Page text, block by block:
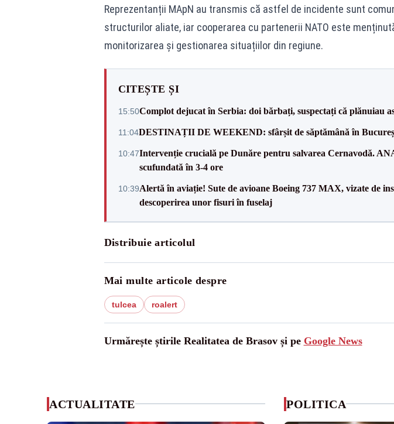
Reprezentanții MApN au transmis că astfel de incidente sunt
structurilor aliate, iar cooperarea cu partenerii NATO este
monitorizarea și gestionarea situațiilor din regiune.
CITEȘTE ȘI
15:50Complot dejucat în Serbia: doi bărbați, suspectați că plănuiau
11:04DESTINAȚII DE WEEKEND: sfârșit de săptămână în
10:47Intervenție crucială pe Dunăre pentru salvarea Cernavodă.
scufundată în 3-4 ore
10:39Alertă în aviație! Sute de avioane Boeing 737 MAX, vizate de
descoperirea unor fisuri în fuselaj
Distribuie articolul
Mai multe articole despre
tulcea roalert
Urmărește știrile Realitatea de Brasov și pe Google News
ACTUALITATE POLITICA